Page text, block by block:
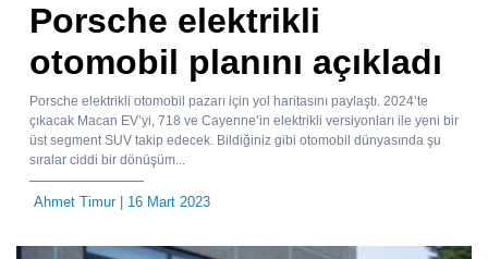
Porsche elektrikli
otomobil planını açıkladı
Porsche elektrikli otomobil pazarı için yol haritasını paylaştı. 2024’te
çıkacak Macan EV’yi, 718 ve Cayenne’in elektrikli versiyonları ile yeni bir
üst segment SUV takip edecek. Bildiğiniz gibi otomobil dünyasında şu
sıralar ciddi bir dönüşüm...
Ahmet Timur| 16 Mart 2023